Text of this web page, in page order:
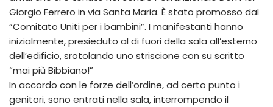
Giorgio Ferrero in via Santa Maria. È stato promosso dal
“Comitato Uniti per i bambini”. I manifestanti hanno
inizialmente, presieduto al di fuori della sala all’esterno
dell’edificio, srotolando uno striscione con su scritto
“mai più Bibbiano!”
In accordo con le forze dell’ordine, ad certo punto i
genitori, sono entrati nella sala, interrompendo il